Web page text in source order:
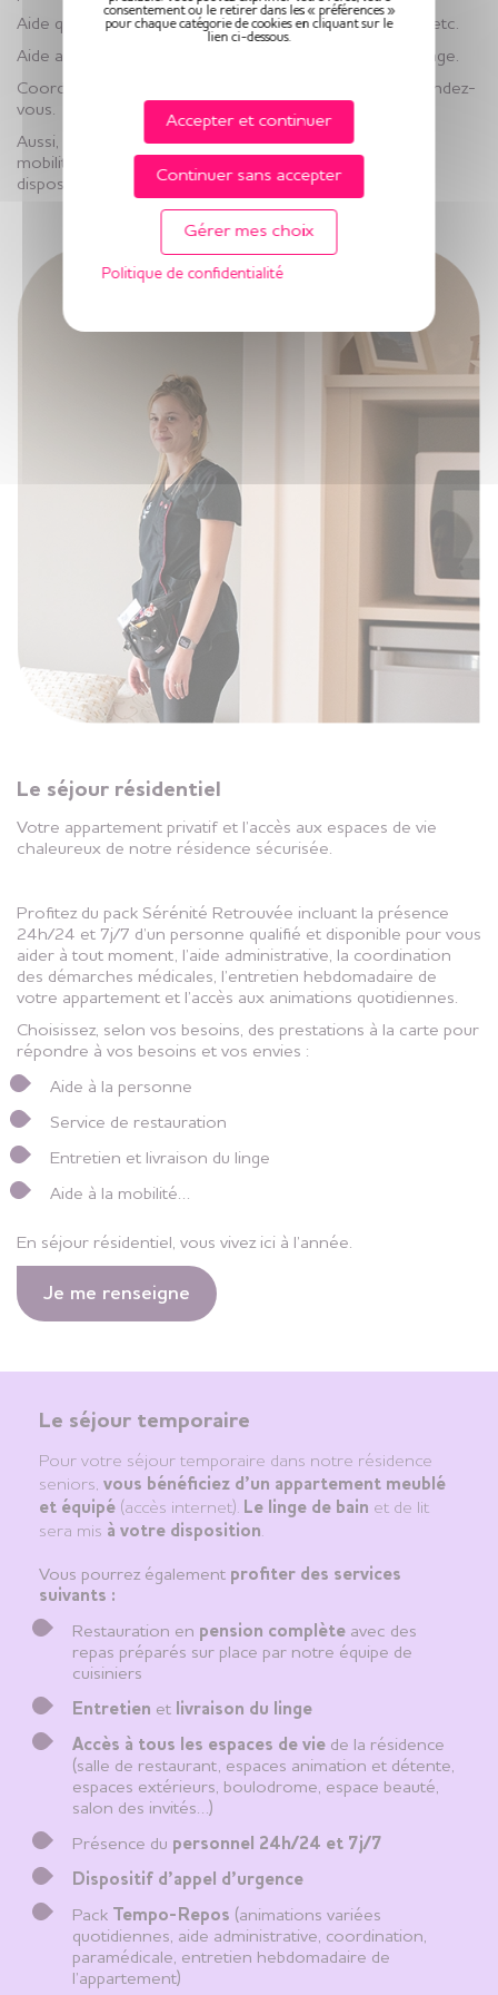
Aide quotidienne dans le ménage, le linge, les courses, etc.
Aide au maintien de l’autonomie avec la toilette, l’habillage.
Coordination des professionnels de santé et de vos rendez-
vous.
Aussi, nous disposons de services annexes comme la
mobilité véhiculée pour vous transporter. Ou la mise à
disposition de notre salon de coiffure.
Le séjour résidentiel
Votre appartement privatif et l’accès aux espaces de vie
chaleureux de notre résidence sécurisée.
Profitez du pack Sérénité Retrouvée incluant la présence
24h/24 et 7j/7 d’un personne qualifié et disponible pour vous
aider à tout moment, l’aide administrative, la coordination
des démarches médicales, l’entretien hebdomadaire de
votre appartement et l’accès aux animations quotidiennes.
Choisissez, selon vos besoins, des prestations à la carte pour
répondre à vos besoins et vos envies :
Aide à la personne
Service de restauration
Entretien et livraison du linge
Aide à la mobilité…
En séjour résidentiel, vous vivez ici à l’année.
Je me renseigne
Le séjour temporaire
Pour votre séjour temporaire dans notre résidence
seniors, vous bénéficiez d’un appartement meublé
et équipé (accès internet). Le linge de bain et de lit
sera mis à votre disposition.
Vous pourrez également profiter des services
suivants :
Restauration en pension complète avec des
repas préparés sur place par notre équipe de
cuisiniers
Entretien et livraison du linge
Accès à tous les espaces de vie de la résidence
(salle de restaurant, espaces animation et détente,
espaces extérieurs, boulodrome, espace beauté,
salon des invités…)
Présence du personnel 24h/24 et 7j/7
Dispositif d’appel d’urgence
Pack
Tempo-Repos (animations variées
quotidiennes, aide administrative, coordination,
paramédicale, entretien hebdomadaire de
l’appartement)
consentement ou le retirer dans les « préférences »
pour chaque catégorie de cookies en cliquant sur le
lien ci-dessous.
Accepter et continuer
Continuer sans accepter
Gérer mes choix
Politique de confidentialité